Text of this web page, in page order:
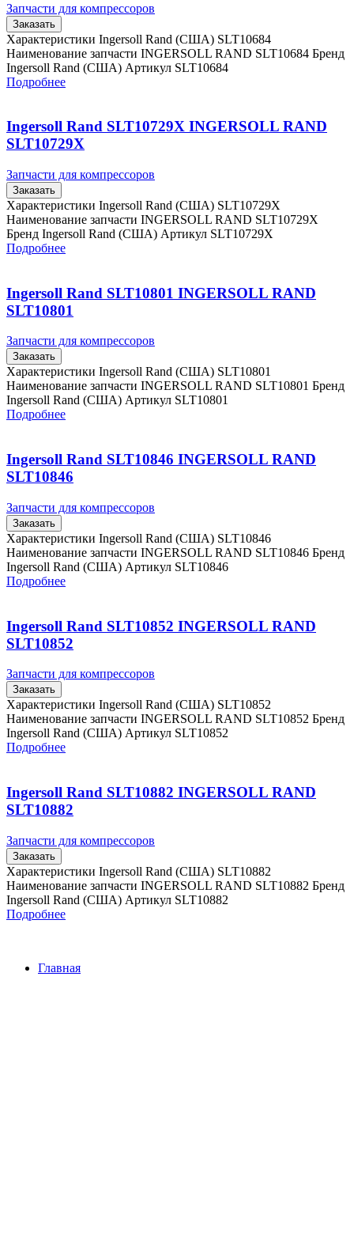
Запчасти для компрессоров
Заказать
Характеристики Ingersoll Rand (США) SLT10684
Наименование запчасти INGERSOLL RAND SLT10684 Бренд
Ingersoll Rand (США) Артикул SLT10684
Подробнее
Ingersoll Rand SLT10729X INGERSOLL RAND
SLT10729X
Запчасти для компрессоров
Заказать
Характеристики Ingersoll Rand (США) SLT10729X
Наименование запчасти INGERSOLL RAND SLT10729X
Бренд Ingersoll Rand (США) Артикул SLT10729X
Подробнее
Ingersoll Rand SLT10801 INGERSOLL RAND
SLT10801
Запчасти для компрессоров
Заказать
Характеристики Ingersoll Rand (США) SLT10801
Наименование запчасти INGERSOLL RAND SLT10801 Бренд
Ingersoll Rand (США) Артикул SLT10801
Подробнее
Ingersoll Rand SLT10846 INGERSOLL RAND
SLT10846
Запчасти для компрессоров
Заказать
Характеристики Ingersoll Rand (США) SLT10846
Наименование запчасти INGERSOLL RAND SLT10846 Бренд
Ingersoll Rand (США) Артикул SLT10846
Подробнее
Ingersoll Rand SLT10852 INGERSOLL RAND
SLT10852
Запчасти для компрессоров
Заказать
Характеристики Ingersoll Rand (США) SLT10852
Наименование запчасти INGERSOLL RAND SLT10852 Бренд
Ingersoll Rand (США) Артикул SLT10852
Подробнее
Ingersoll Rand SLT10882 INGERSOLL RAND
SLT10882
Запчасти для компрессоров
Заказать
Характеристики Ingersoll Rand (США) SLT10882
Наименование запчасти INGERSOLL RAND SLT10882 Бренд
Ingersoll Rand (США) Артикул SLT10882
Подробнее
Главная